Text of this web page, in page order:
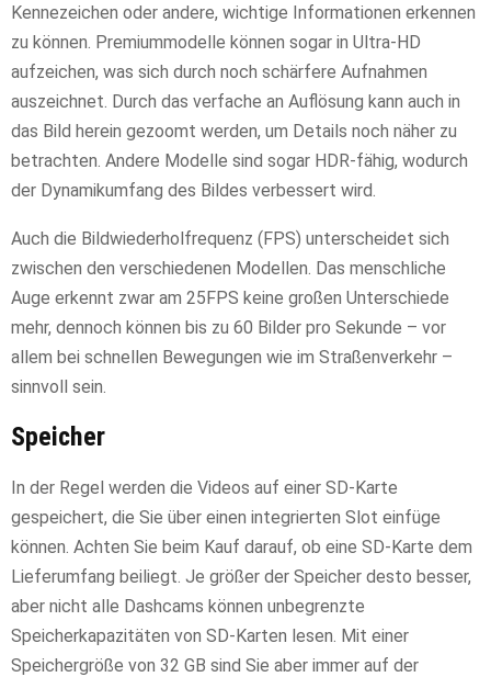
Kennezeichen oder andere, wichtige Informationen erkennen
zu können. Premiummodelle können sogar in Ultra-HD
aufzeichen, was sich durch noch schärfere Aufnahmen
auszeichnet. Durch das verfache an Auflösung kann auch in
das Bild herein gezoomt werden, um Details noch näher zu
betrachten. Andere Modelle sind sogar HDR-fähig, wodurch
der Dynamikumfang des Bildes verbessert wird.
Auch die Bildwiederholfrequenz (FPS) unterscheidet sich
zwischen den verschiedenen Modellen. Das menschliche
Auge erkennt zwar am 25FPS keine großen Unterschiede
mehr, dennoch können bis zu 60 Bilder pro Sekunde – vor
allem bei schnellen Bewegungen wie im Straßenverkehr –
sinnvoll sein.
Speicher
In der Regel werden die Videos auf einer SD-Karte
gespeichert, die Sie über einen integrierten Slot einfüge
können. Achten Sie beim Kauf darauf, ob eine SD-Karte dem
Lieferumfang beiliegt. Je größer der Speicher desto besser,
aber nicht alle Dashcams können unbegrenzte
Speicherkapazitäten von SD-Karten lesen. Mit einer
Speichergröße von 32 GB sind Sie aber immer auf der